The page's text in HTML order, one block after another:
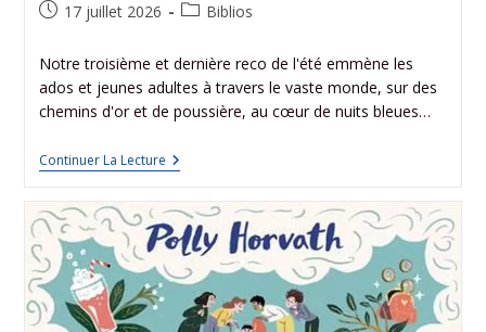
17 juillet 2026 Biblios
Notre troisième et dernière reco de l'été emmène les
ados et jeunes adultes à travers le vaste monde, sur des
chemins d'or et de poussière, au cœur de nuits bleues…
Continuer La Lecture